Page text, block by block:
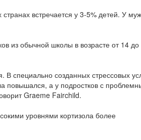
встречается у 3-5% детей. У
из обычной школы в возрасте от 14 до
В специально созданных стрессовых
повышался, а у подростков с
Graeme Fairchild.
уровнями кортизола более